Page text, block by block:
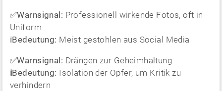
✅Warnsignal: Professionell wirkende Fotos, oft in
Uniform
ℹ️Bedeutung: Meist gestohlen aus Social Media
✅Warnsignal: Drängen zur Geheimhaltung
ℹ️Bedeutung: Isolation der Opfer, um Kritik zu
verhindern